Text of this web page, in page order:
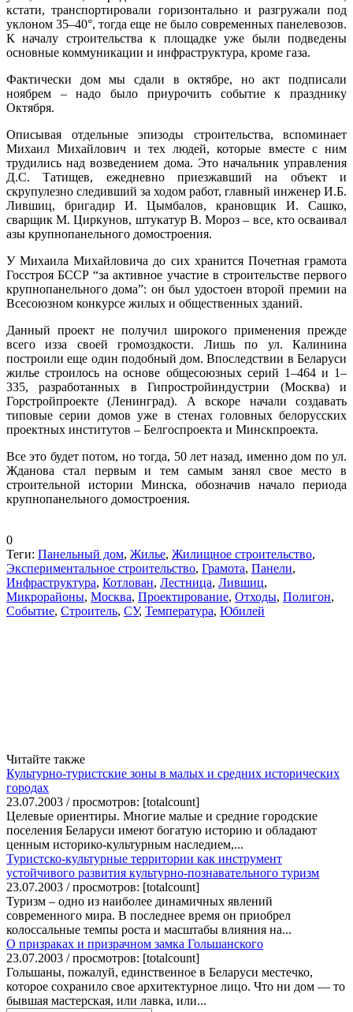
кстати, транспортировали горизонтально и разгружали под
уклоном 35–40°, тогда еще не было современных панелевозов.
К началу строительства к площадке уже были подведены
основные коммуникации и инфраструктура, кроме газа.
Фактически дом мы сдали в октябре, но акт подписали
ноябрем – надо было приурочить событие к празднику
Октября.
Описывая отдельные эпизоды строительства, вспоминает
Михаил Михайлович и тех людей, которые вместе с ним
трудились над возведением дома. Это начальник управления
Д.С. Татищев, ежедневно приезжавший на объект и
скрупулезно следивший за ходом работ, главный инженер И.Б.
Лившиц, бригадир И. Цымбалов, крановщик И. Сашко,
сварщик М. Циркунов, штукатур В. Мороз – все, кто осваивал
азы крупнопанельного домостроения.
У Михаила Михайловича до сих хранится Почетная грамота
Госстроя БССР “за активное участие в строительстве первого
крупнопанельного дома”: он был удостоен второй премии на
Всесоюзном конкурсе жилых и общественных зданий.
Данный проект не получил широкого применения прежде
всего изза своей громоздкости. Лишь по ул. Калинина
построили еще один подобный дом. Впоследствии в Беларуси
жилье строилось на основе общесоюзных серий 1–464 и 1–
335, разработанных в Гипростройиндустрии (Москва) и
Горстройпроекте (Ленинград). А вскоре начали создавать
типовые серии домов уже в стенах головных белорусских
проектных институтов – Белгоспроекта и Минскпроекта.
Все это будет потом, но тогда, 50 лет назад, именно дом по ул.
Жданова стал первым и тем самым занял свое место в
строительной истории Минска, обозначив начало периода
крупнопанельного домостроения.
0
Теги: Панельный дом, Жилье, Жилищное строительство,
Экспериментальное строительство, Грамота, Панели,
Инфраструктура, Котлован, Лестница, Лившиц,
Микрорайоны, Москва, Проектирование, Отходы, Полигон,
Событие, Строитель, СУ, Температура, Юбилей
Читайте также
Культурно-туристские зоны в малых и средних исторических
городах
23.07.2003 / просмотров: [totalcount]
Целевые ориентиры. Многие малые и средние городские
поселения Беларуси имеют богатую историю и обладают
ценным историко-культурным наследием,...
Туристско-культурные территории как инструмент
устойчивого развития культурно-познавательного туризм
23.07.2003 / просмотров: [totalcount]
Туризм – одно из наиболее динамичных явлений
современного мира. В последнее время он приобрел
колоссальные темпы роста и масштабы влияния на...
О призраках и призрачном замка Гольшанского
23.07.2003 / просмотров: [totalcount]
Гольшаны, пожалуй, единственное в Беларуси местечко,
которое сохранило свое архитектурное лицо. Что ни дом — то
бывшая мастерская, или лавка, или...